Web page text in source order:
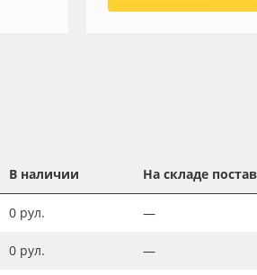
В наличии На складе
0 рул. —
0 рул. —